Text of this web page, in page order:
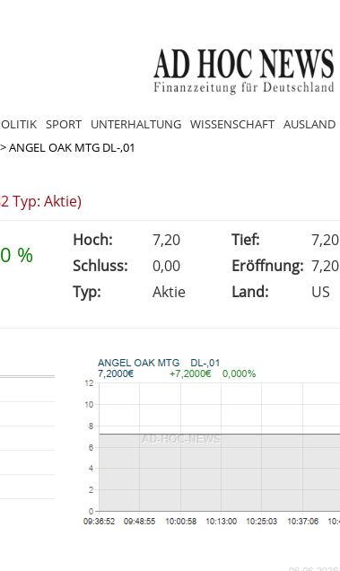
SPORT UNTERHALTUNG WISSENSCHAFT AUSLAND
>ANGEL OAK MTG DL-,01
Typ: Aktie)
%
Hoch: 7,20 Tief:
7,20
Schluss:
0,00 Eröffnung: 7,20
Typ:
Aktie Land: US